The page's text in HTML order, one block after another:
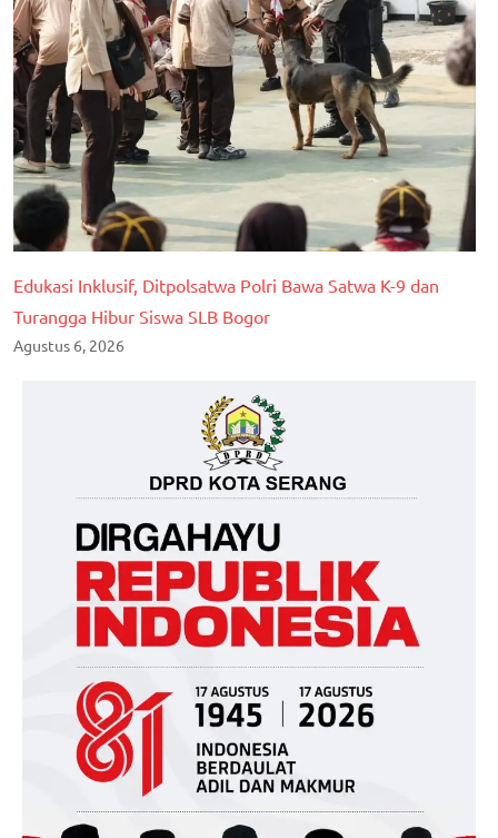
Edukasi Inklusif, Ditpolsatwa Polri Bawa Satwa K-9 dan
Turangga Hibur Siswa SLB Bogor
Agustus 6, 2026